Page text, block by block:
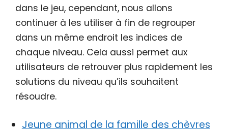
dans le jeu, cependant, nous allons
continuer à les utiliser à fin de regrouper
dans un même endroit les indices de
chaque niveau. Cela aussi permet aux
utilisateurs de retrouver plus rapidement les
solutions du niveau qu’ils souhaitent
résoudre.
Jeune animal de la famille des chèvres